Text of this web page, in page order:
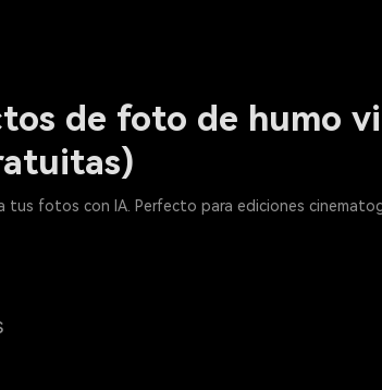
de foto de humo
tus fotos con IA. Perfecto para ediciones